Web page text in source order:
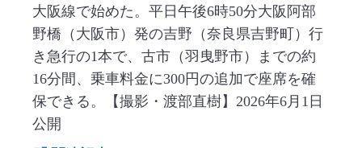
大阪線で始めた。平日午後6時50分大阪阿部
野橋（大阪市）発の吉野（奈良県吉野町）行
き急行の1本で、古市（羽曳野市）までの約
16分間、乗車料金に300円の追加で座席を確
保できる。【撮影・渡部直樹】2026年6月1日
公開